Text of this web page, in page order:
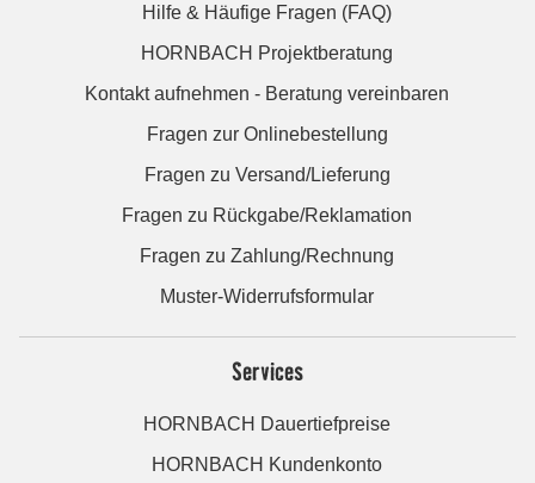
Hilfe & Häufige Fragen (FAQ)
HORNBACH Projektberatung
Kontakt aufnehmen - Beratung vereinbaren
Fragen zur Onlinebestellung
Fragen zu Versand/Lieferung
Fragen zu Rückgabe/Reklamation
Fragen zu Zahlung/Rechnung
Muster-Widerrufsformular
Services
HORNBACH Dauertiefpreise
HORNBACH Kundenkonto